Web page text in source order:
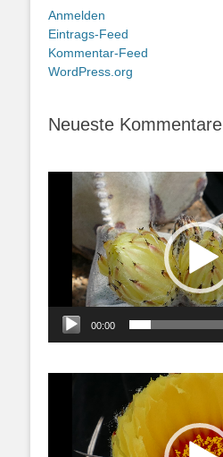
Anmelden
Eintrags-Feed
Kommentar-Feed
WordPress.org
Neueste Kommentare
Video-
Player
00:00